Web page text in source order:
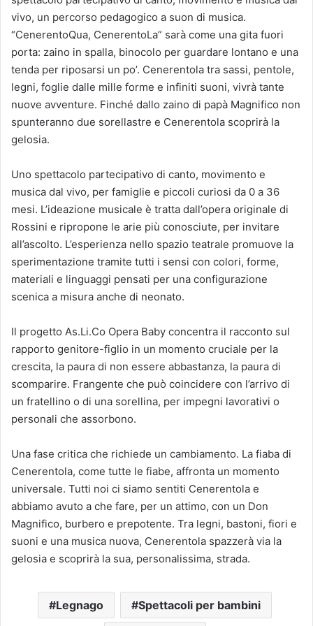
vivo, un percorso pedagogico a suon di musica.
“CenerentoQua, CenerentoLa” sarà come una gita fuori
porta: zaino in spalla, binocolo per guardare lontano e una
tenda per riposarsi un po’. Cenerentola tra sassi, pentole,
legni, foglie dalle mille forme e infiniti suoni, vivrà tante
nuove avventure. Finché dallo zaino di papà Magnifico non
spunteranno due sorellastre e Cenerentola scoprirà la
gelosia.
Uno spettacolo partecipativo di canto, movimento e
musica dal vivo, per famiglie e piccoli curiosi da 0 a 36
mesi. L’ideazione musicale è tratta dall’opera originale di
Rossini e ripropone le arie più conosciute, per invitare
all’ascolto. L’esperienza nello spazio teatrale promuove la
sperimentazione tramite tutti i sensi con colori, forme,
materiali e linguaggi pensati per una configurazione
scenica a misura anche di neonato.
Il progetto As.Li.Co Opera Baby concentra il racconto sul
rapporto genitore-figlio in un momento cruciale per la
crescita, la paura di non essere abbastanza, la paura di
scomparire. Frangente che può coincidere con l’arrivo di
un fratellino o di una sorellina, per impegni lavorativi o
personali che assorbono.
Una fase critica che richiede un cambiamento. La fiaba di
Cenerentola, come tutte le fiabe, affronta un momento
universale. Tutti noi ci siamo sentiti Cenerentola e
abbiamo avuto a che fare, per un attimo, con un Don
Magnifico, burbero e prepotente. Tra legni, bastoni, fiori e
suoni e una musica nuova, Cenerentola spazzerà via la
gelosia e scoprirà la sua, personalissima, strada.
Legnago Spettacoli per bambini